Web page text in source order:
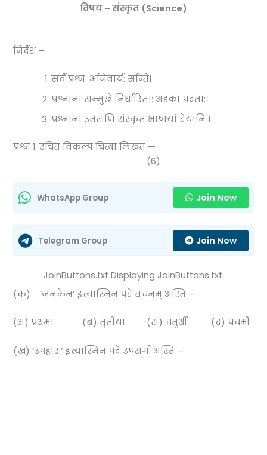
विषय – संस्कृत (Science)
निर्देश –
सर्वे प्रश्नः अनिवार्य: सन्ति।
प्रश्नानां सम्मुखे निर्धारिता: अडका प्रदता:।
प्रश्नानां उतराणि संस्कृत भाषायां देयानि ।
प्रश्न 1. उचित विकल्पं चित्वा लिखत —
(6)
WhatsApp Group Join Now
Telegram Group Join Now
JoinButtons.txt Displaying JoinButtons.txt.
(क) ‘जनकेन’ इत्यास्मिन पदे वचनम् अस्ति —
(अ) प्रथमा (ब) तृतीया (स) चतुर्थी (द) पंचमी
(ख) ‘उपहार:’ इत्यास्मिन पदे उपसर्ग: अस्ति —